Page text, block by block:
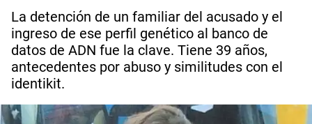
La detención de un familiar del acusado y el
ingreso de ese perfil genético al banco de
datos de ADN fue la clave. Tiene 39 años,
antecedentes por abuso y similitudes con el
identikit.